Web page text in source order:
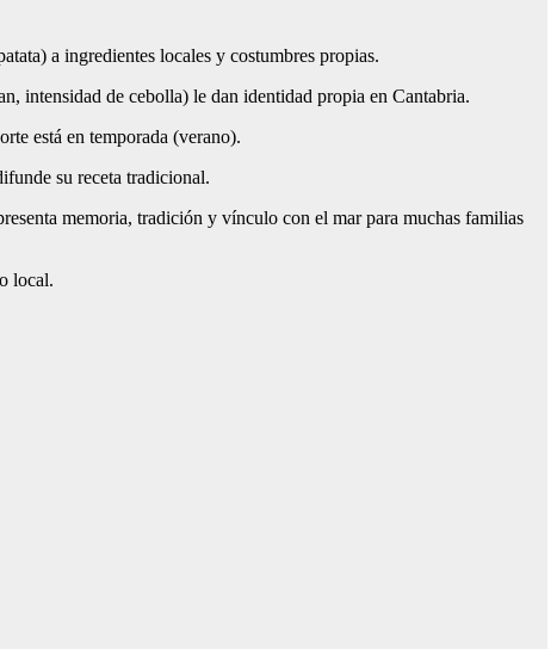
a ingredientes locales y costumbres propias.
intensidad de cebolla) le dan identidad propia en Cantabria.
está en temporada (verano).
su receta tradicional.
memoria, tradición y vínculo con el mar para muchas familias
local.